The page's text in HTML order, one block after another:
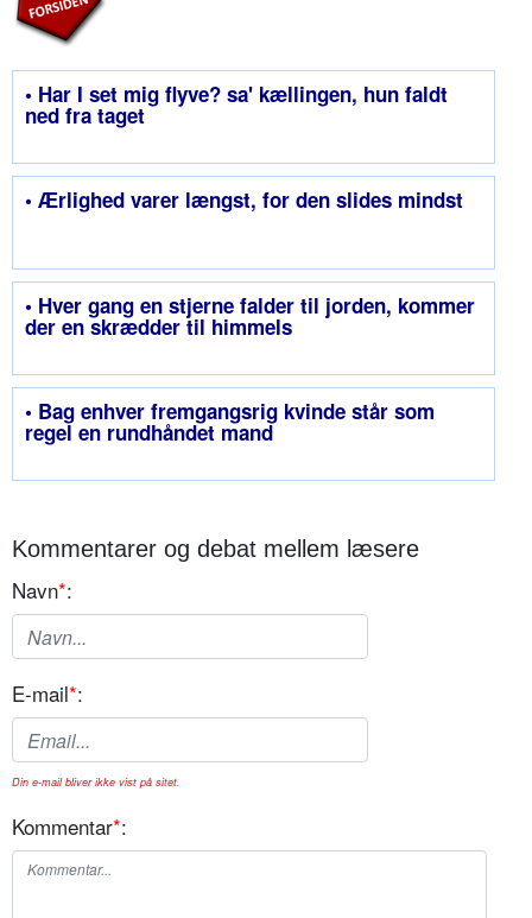
• Har I set mig flyve? sa' kællingen, hun faldt
ned fra taget
• Ærlighed varer længst, for den slides mindst
• Hver gang en stjerne falder til jorden, kommer
der en skrædder til himmels
• Bag enhver fremgangsrig kvinde står som
regel en rundhåndet mand
Kommentarer og debat mellem læsere
Navn*:
E-mail*:
Din e-mail bliver ikke vist på sitet.
Kommentar*: